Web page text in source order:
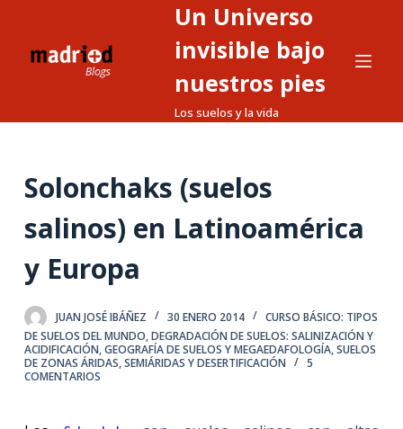
o
n
d
Un Universo
invisible bajo
nuestros pies
Los suelos y la vida
Solonchaks (suelos
salinos) en Latinoamérica
y Europa
JUAN JOSÉ IBÁÑEZ 30 ENERO 2014
CURSO BÁSICO: TIPOS
DE SUELOS DEL MUNDO,DEGRADACIÓN DE SUELOS: SALINIZACIÓN Y
ACIDIFICACIÓN,GEOGRAFÍA DE SUELOS Y MEGAEDAFOLOGÍA,SUELOS
DE ZONAS ÁRIDAS, SEMIÁRIDAS Y DESERTIFICACIÓN
5
COMENTARIOS